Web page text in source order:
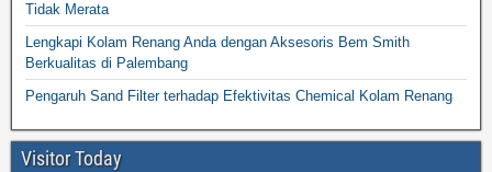
Tidak Merata
Lengkapi Kolam Renang Anda dengan Aksesoris Bem Smith
Berkualitas di Palembang
Pengaruh Sand Filter terhadap Efektivitas Chemical Kolam Renang
Visitor Today